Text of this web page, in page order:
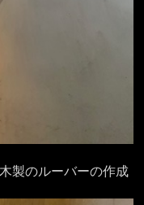
製のルーバーの作成